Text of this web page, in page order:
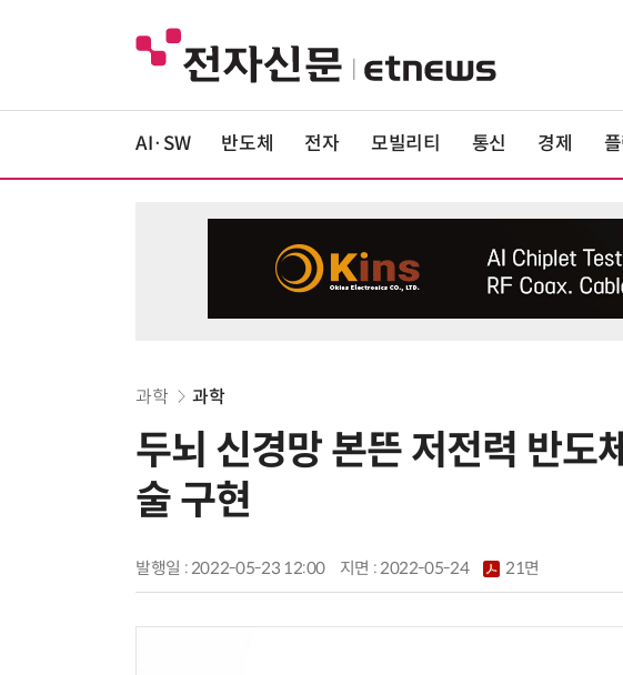
AI·SW 반도체 전자 모빌리티 통신 경제
과학 과학
두뇌 신경망 본뜬 저전력 반도
술 구현
발행일 : 2022-05-23 12:00 지면 :2022-05-24 21면